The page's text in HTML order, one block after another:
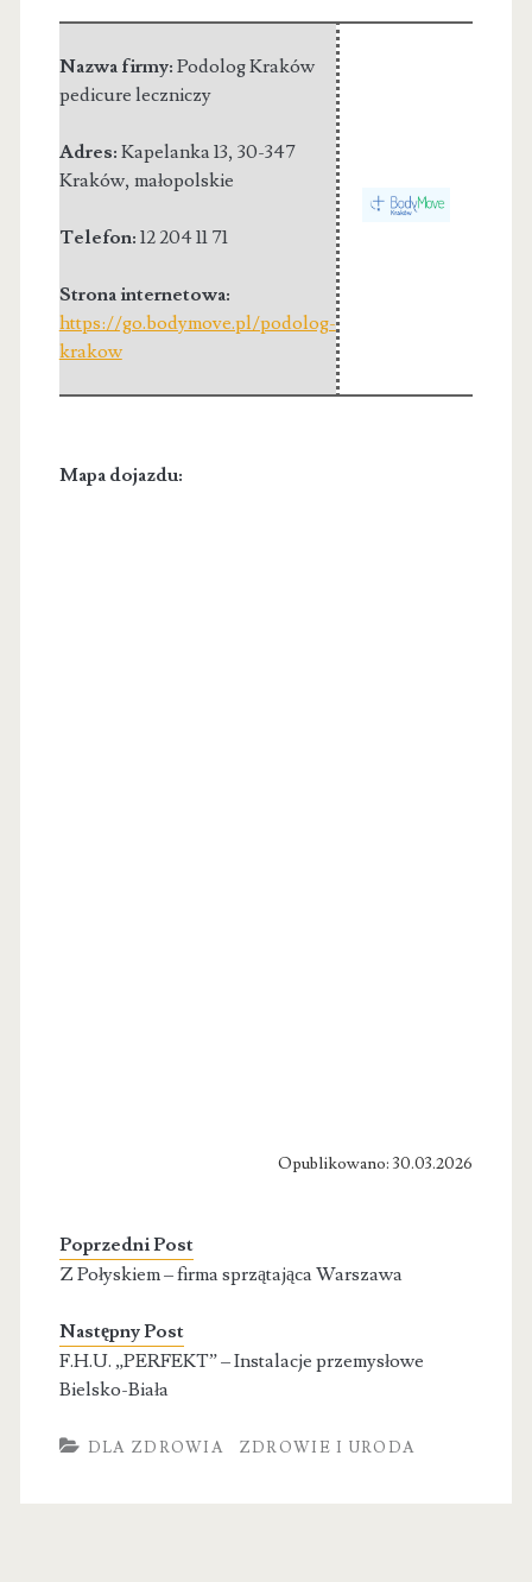
Nazwa firmy: Podolog Kraków
pedicure leczniczy
Adres: Kapelanka 13, 30-347
Kraków, małopolskie
Telefon: 12 204 11 71
Strona internetowa:
https://go.bodymove.pl/podolog-
krakow
Mapa dojazdu:
Opublikowano: 30.03.2026
Poprzedni Post
Z Połyskiem – firma sprzątająca Warszawa
Następny Post
F.H.U. „PERFEKT” – Instalacje przemysłowe
Bielsko-Biała
DLA ZDROWIA ZDROWIE I URODA